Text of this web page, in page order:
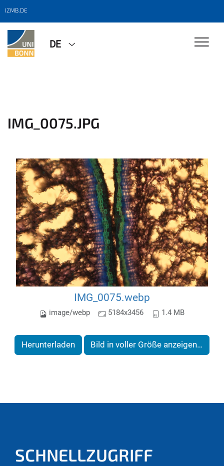
IZMB.DE
DE
IMG_0075.JPG
IMG_0075.webp
image/webp 5184x3456 1.4 MB
Herunterladen Bild in voller Größe anzeigen…
SCHNELLZUGRIFF